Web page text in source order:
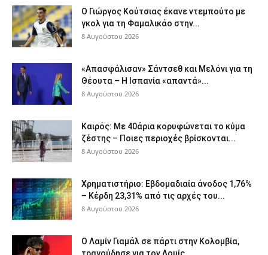
Ο Γιώργος Κούτσιας έκανε ντεμπούτο με
γκολ για τη Φαμαλικάο στην...
8 Αυγούστου 2026
«Απασφάλισαν» Σάντσεθ και Μελόνι για τη
Θέουτα – Η Ισπανία «απαντά»...
8 Αυγούστου 2026
Καιρός: Με 40άρια κορυφώνεται το κύμα
ζέστης – Ποιες περιοχές βρίσκονται...
8 Αυγούστου 2026
Χρηματιστήριο: Εβδομαδιαία άνοδος 1,76%
– Κέρδη 23,31% από τις αρχές του...
8 Αυγούστου 2026
Ο Λαμίν Γιαμάλ σε πάρτι στην Κολομβία,